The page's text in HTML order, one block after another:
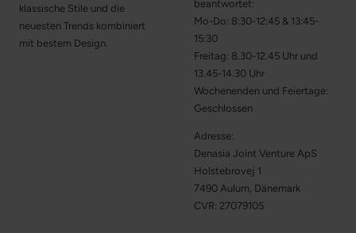
klassische Stile und die
neuesten Trends kombiniert
mit bestem Design.
beantwortet:
Mo-Do: 8:30-12:45 & 13:45-
15:30
Freitag: 8.30-12.45 Uhr und
13.45-14.30 Uhr
Wochenenden und Feiertage:
Geschlossen
Adresse:
Denasia Joint Venture ApS
Holstebrovej 1
7490 Aulum, Dänemark
CVR: 27079105